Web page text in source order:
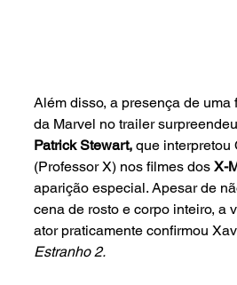
Além disso, a presença de uma
da Marvel no trailer
Patrick Stewart, que interpretou
(Professor X) nos filmes dos X-
aparição especial. Apesar de
cena de rosto e corpo inteiro, a
ator praticamente confirmou
Estranho 2.